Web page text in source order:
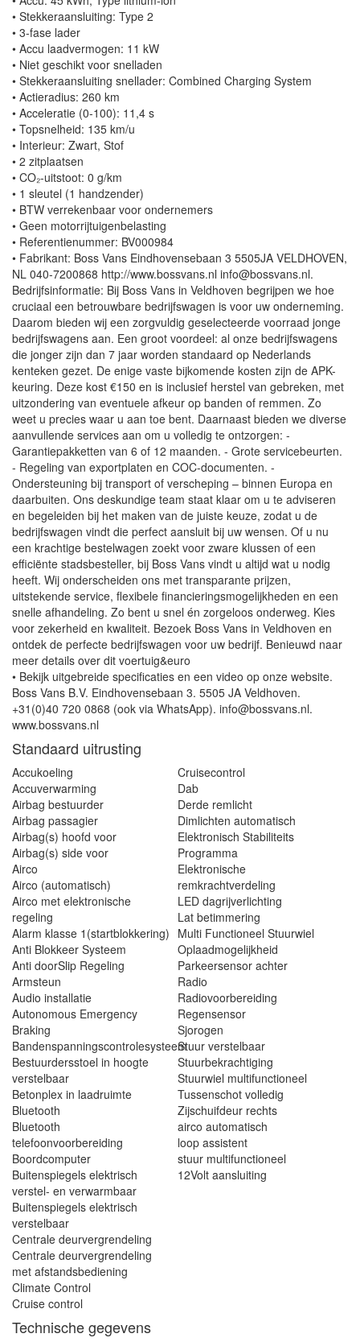
• Stekkeraansluiting: Type 2
• 3-fase lader
• Accu laadvermogen: 11 kW
• Niet geschikt voor snelladen
• Stekkeraansluiting snellader: Combined Charging System
• Actieradius: 260 km
• Acceleratie (0-100): 11,4 s
• Topsnelheid: 135 km/u
• Interieur: Zwart, Stof
• 2 zitplaatsen
• CO₂-uitstoot: 0 g/km
• 1 sleutel (1 handzender)
• BTW verrekenbaar voor ondernemers
• Geen motorrijtuigenbelasting
• Referentienummer: BV000984
• Fabrikant: Boss Vans Eindhovensebaan 3 5505JA VELDHOVEN,
NL 040-7200868 http://www.bossvans.nl info@bossvans.nl.
Bedrijfsinformatie: Bij Boss Vans in Veldhoven begrijpen we hoe
cruciaal een betrouwbare bedrijfswagen is voor uw onderneming.
Daarom bieden wij een zorgvuldig geselecteerde voorraad jonge
bedrijfswagens aan. Een groot voordeel: al onze bedrijfswagens
die jonger zijn dan 7 jaar worden standaard op Nederlands
kenteken gezet. De enige vaste bijkomende kosten zijn de APK-
keuring. Deze kost €150 en is inclusief herstel van gebreken, met
uitzondering van eventuele afkeur op banden of remmen. Zo
weet u precies waar u aan toe bent. Daarnaast bieden we diverse
aanvullende services aan om u volledig te ontzorgen: -
Garantiepakketten van 6 of 12 maanden. - Grote servicebeurten.
- Regeling van exportplaten en COC-documenten. -
Ondersteuning bij transport of verscheping – binnen Europa en
daarbuiten. Ons deskundige team staat klaar om u te adviseren
en begeleiden bij het maken van de juiste keuze, zodat u de
bedrijfswagen vindt die perfect aansluit bij uw wensen. Of u nu
een krachtige bestelwagen zoekt voor zware klussen of een
efficiënte stadsbesteller, bij Boss Vans vindt u altijd wat u nodig
heeft. Wij onderscheiden ons met transparante prijzen,
uitstekende service, flexibele financieringsmogelijkheden en een
snelle afhandeling. Zo bent u snel én zorgeloos onderweg. Kies
voor zekerheid en kwaliteit. Bezoek Boss Vans in Veldhoven en
ontdek de perfecte bedrijfswagen voor uw bedrijf. Benieuwd naar
meer details over dit voertuig&euro
• Bekijk uitgebreide specificaties en een video op onze website.
Boss Vans B.V. Eindhovensebaan 3. 5505 JA Veldhoven.
+31(0)40 720 0868 (ook via WhatsApp). info@bossvans.nl.
www.bossvans.nl
Standaard uitrusting
Accukoeling
Accuverwarming
Airbag bestuurder
Airbag passagier
Airbag(s) hoofd voor
Airbag(s) side voor
Airco
Airco (automatisch)
Airco met elektronische
regeling
Alarm klasse 1(startblokkering)
Anti Blokkeer Systeem
Anti doorSlip Regeling
Armsteun
Audio installatie
Autonomous Emergency
Braking
Bandenspanningscontrolesysteem
Bestuurdersstoel in hoogte
verstelbaar
Betonplex in laadruimte
Bluetooth
Bluetooth
telefoonvoorbereiding
Boordcomputer
Buitenspiegels elektrisch
verstel- en verwarmbaar
Buitenspiegels elektrisch
verstelbaar
Centrale deurvergrendeling
Centrale deurvergrendeling
met afstandsbediening
Climate Control
Cruise control
Cruisecontrol
Dab
Derde remlicht
Dimlichten automatisch
Elektronisch Stabiliteits
Programma
Elektronische
remkrachtverdeling
LED dagrijverlichting
Lat betimmering
Multi Functioneel Stuurwiel
Oplaadmogelijkheid
Parkeersensor achter
Radio
Radiovoorbereiding
Regensensor
Sjorogen
Stuur verstelbaar
Stuurbekrachtiging
Stuurwiel multifunctioneel
Tussenschot volledig
Zijschuifdeur rechts
airco automatisch
loop assistent
stuur multifunctioneel
12Volt aansluiting
Technische gegevens